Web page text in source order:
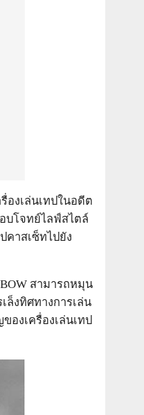
องเล่นเทปในอดีต
บโจทย์ไลฟ์สไตล์
คาสเซ็ทไปยัง
สามารถหมุน
ล็งทิศทางการเล่น
องเครื่องเล่นเทป